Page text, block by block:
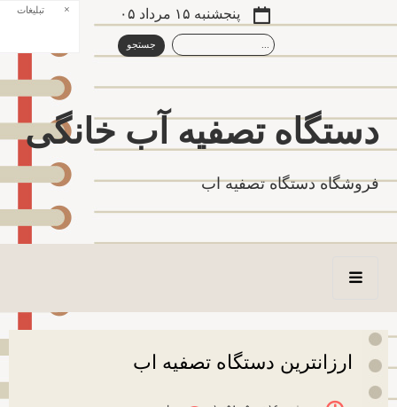
پنجشنبه ۱۵ مرداد ۰۵
دستگاه تصفیه آب خانگی
فروشگاه دستگاه تصفیه اب
ارزانترین دستگاه تصفیه اب
تبلیغات